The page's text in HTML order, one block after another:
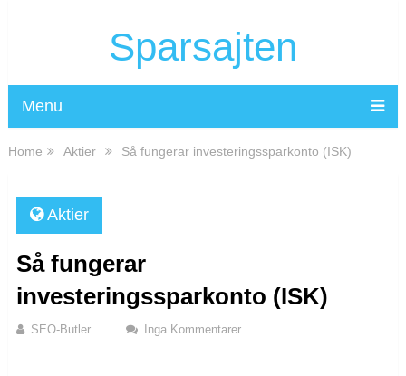
Sparsajten
Menu
Home Aktier Så fungerar investeringssparkonto (ISK)
Aktier
Så fungerar
investeringssparkonto (ISK)
SEO-Butler Inga Kommentarer